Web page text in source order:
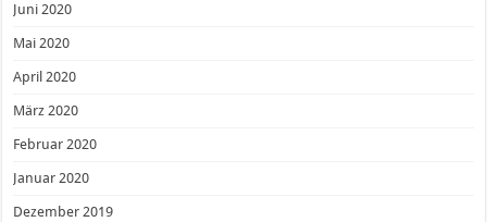
Juni 2020
Mai 2020
April 2020
März 2020
Februar 2020
Januar 2020
Dezember 2019